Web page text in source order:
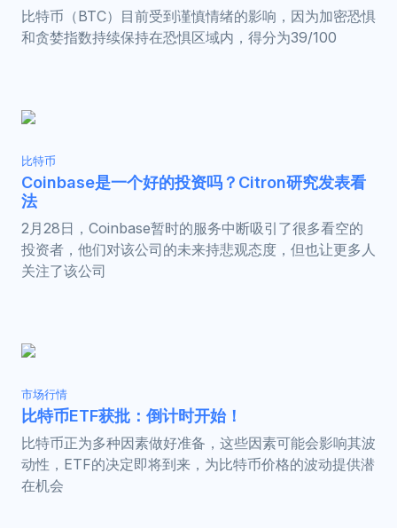
比特币（BTC）目前受到谨慎情绪的影响，因为加密恐惧
和贪婪指数持续保持在恐惧区域内，得分为39/100
比特币
Coinbase是一个好的投资吗？Citron研究发表看
法
2月28日，Coinbase暂时的服务中断吸引了很多看空的
投资者，他们对该公司的未来持悲观态度，但也让更多人
关注了该公司
市场行情
比特币ETF获批：倒计时开始！
比特币正为多种因素做好准备，这些因素可能会影响其波
动性，ETF的决定即将到来，为比特币价格的波动提供潜
在机会